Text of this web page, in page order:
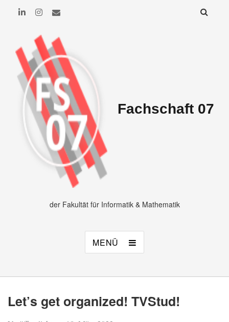
Fachschaft 07
der Fakultät für Informatik & Mathematik
MENÜ
Let’s get organized! TVStud!